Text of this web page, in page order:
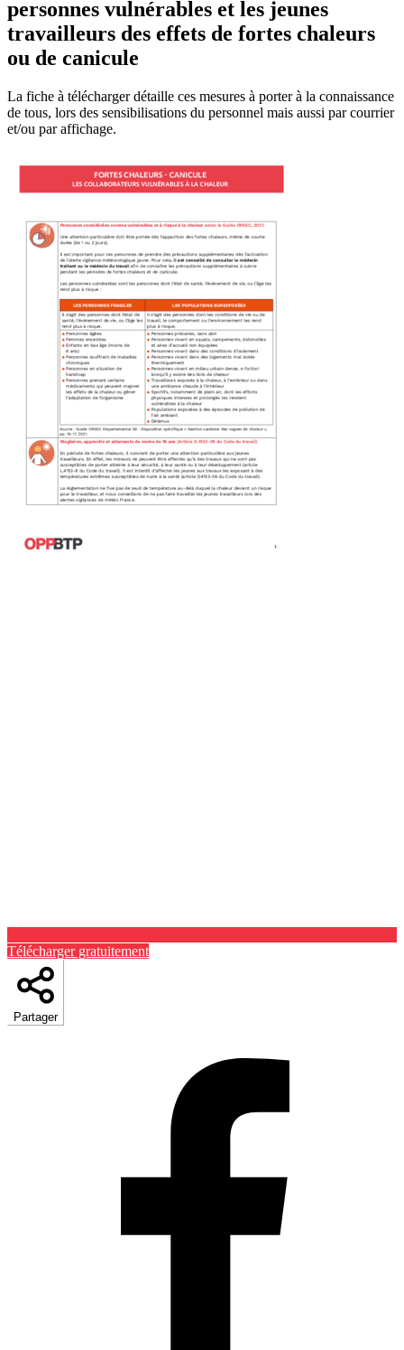
personnes vulnérables et les jeunes
travailleurs des effets de fortes chaleurs
ou de canicule
La fiche à télécharger détaille ces mesures à porter à la connaissance
de tous, lors des sensibilisations du personnel mais aussi par courrier
et/ou par affichage.
Télécharger gratuitement
Partager